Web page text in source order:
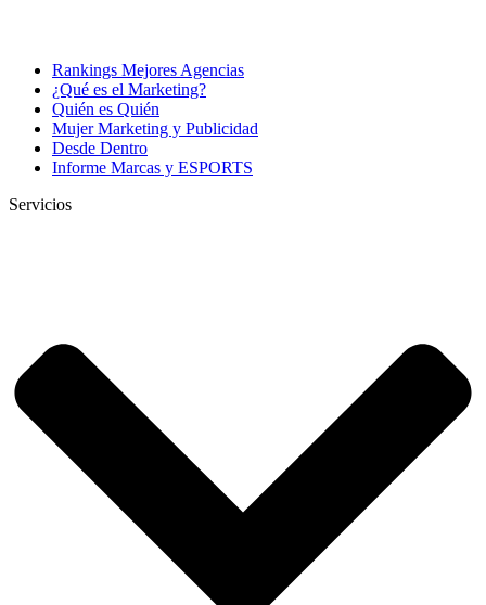
Rankings Mejores Agencias
¿Qué es el Marketing?
Quién es Quién
Mujer Marketing y Publicidad
Desde Dentro
Informe Marcas y ESPORTS
Servicios